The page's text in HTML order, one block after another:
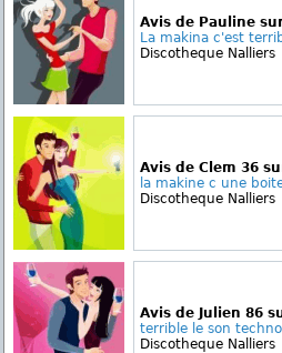
Avis de Pauline
La makina c'est
Discotheque Nalliers
Avis de Clem 36
la makine c une
Discotheque Nalliers
Avis de Julien 86
terrible le son
Discotheque Nalliers